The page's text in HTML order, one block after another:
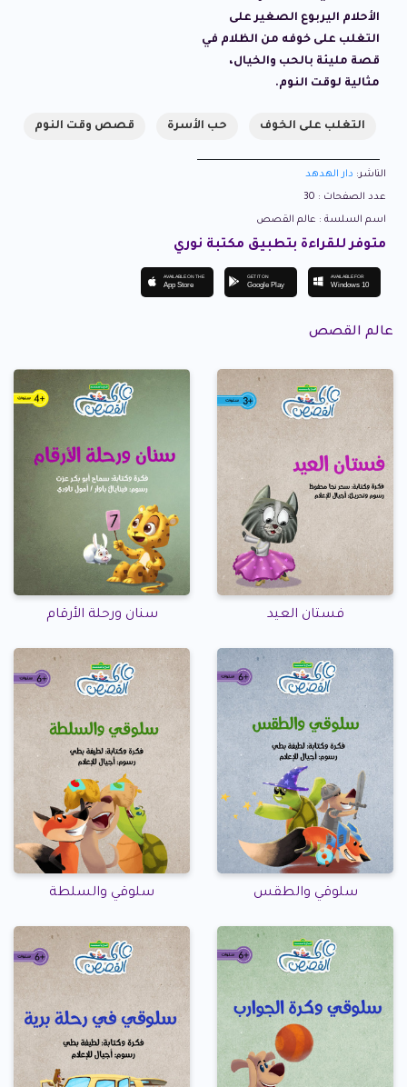
الأحلام اليربوع الصغير على
التغلب على خوفه من الظلام في
قصة مليئة بالحب والخيال،
مثالية لوقت النوم.
التغلب على الخوف حب الأسرة قصص وقت النوم
الناشر: دار الهدهد
عدد الصفحات : 30
اسم السلسة : عالم القصص
متوفر للقراءة بتطبيق مكتبة نوري
AVAILABLE ON THE
App Store
GET IT ON
Google Play
AVAILABLE FOR
Windows 10
عالم القصص
فستان العيد سنان ورحلة الأرقام
سلوقي والطقس سلوقي والسلطة